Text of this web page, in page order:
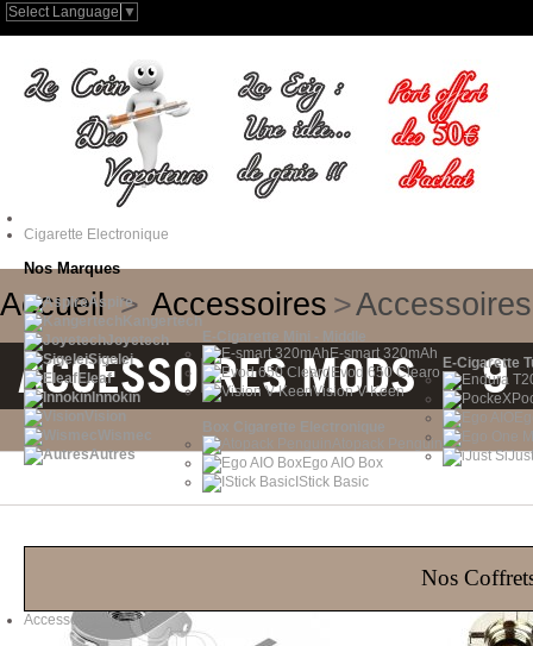
Cigarette Electronique
Nos Marques
Aspire
Kangertech
Joyetech
Sigelei
Eleaf
Innokin
Vision
Wismec
Autres
E-Cigarette Mini - Middle
E-smart 320mAh
Evod 650 Clearo
Vision V-Keen
Box Cigarette Electronique
Atopack Penguin
Ego AIO Box
IStick Basic
E-Cigarette
Nos
Accessoires
Select Language ▼
Accueil > Accessoires >
ACCESSOIRES MODS : 9